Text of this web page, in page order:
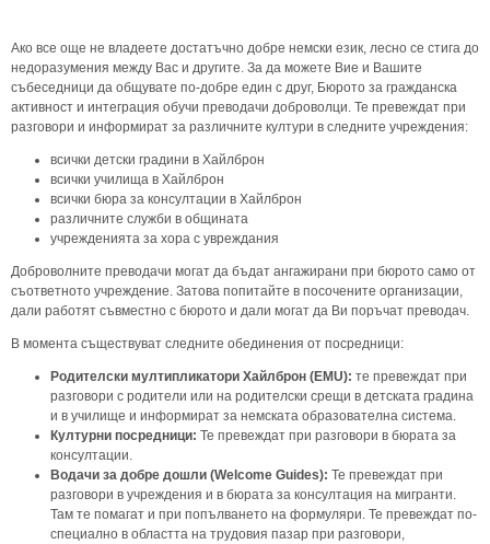
Ако все още не владеете достатъчно добре немски език, лесно се стига до
недоразумения между Вас и другите. За да можете Вие и Вашите
събеседници да общувате по-добре един с друг, Бюрото за гражданска
активност и интеграция обучи преводачи доброволци. Те превеждат при
разговори и информират за различните култури в следните учреждения:
всички детски градини в Хайлброн
всички училища в Хайлброн
всички бюра за консултации в Хайлброн
различните служби в общината
учрежденията за хора с увреждания
Доброволните преводачи могат да бъдат ангажирани при бюрото само от
съответното учреждение. Затова попитайте в посочените организации,
дали работят съвместно с бюрото и дали могат да Ви поръчат преводач.
В момента съществуват следните обединения от посредници:
Родителски мултипликатори Хайлброн (EMU): те превеждат при
разговори с родители или на родителски срещи в детската градина
и в училище и информират за немската образователна система.
Културни посредници: Те превеждат при разговори в бюрата за
консултации.
Водачи за добре дошли (Welcome Guides): Те превеждат при
разговори в учреждения и в бюрата за консултация на мигранти.
Там те помагат и при попълването на формуляри. Те превеждат по-
специално в областта на трудовия пазар при разговори,